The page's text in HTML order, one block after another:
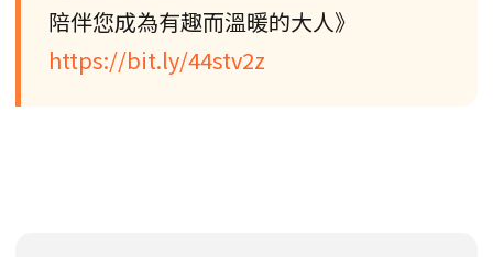
陪伴您成為有趣而溫暖的大人》
https://bit.ly/44stv2z